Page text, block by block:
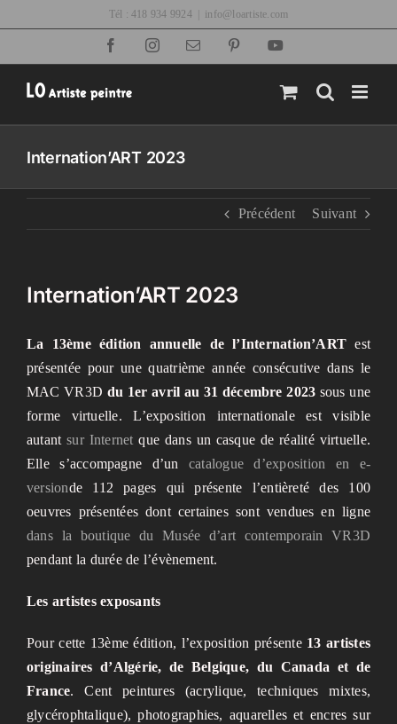
Tél : 418 934 9924 info@loartiste.com
FacebookInstagramEmail Pinterest
Internation’ART 2023
Précédent Suivant
Internation’ART 2023
La 13ème édition annuelle de l’Internation’ART est
présentée pour une quatrième année consécutive dans le
MAC VR3D du 1er avril au 31 décembre 2023 sous une
forme virtuelle. L’exposition internationale est visible
autantsur Internet que dans un casque de réalité virtuelle.
Elle s’accompagne d’un catalogue d’exposition en e-
versionde 112 pages qui présente l’entièreté des 100
oeuvres présentées dont certaines sont vendues en ligne
dans la boutique du Musée d’art contemporain VR3D
pendant la durée de l’évènement.
Les artistes exposants
Pour cette 13ème édition, l’exposition présente 13 artistes
originaires d’Algérie, de Belgique, du Canada et de
France. Cent peintures (acrylique, techniques mixtes,
glycérophtalique), photographies, aquarelles et encres sur